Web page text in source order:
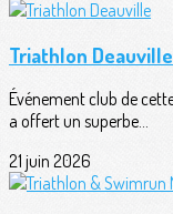
Triathlon Deauville
Événement club de
a offert un superbe...
21 juin 2026